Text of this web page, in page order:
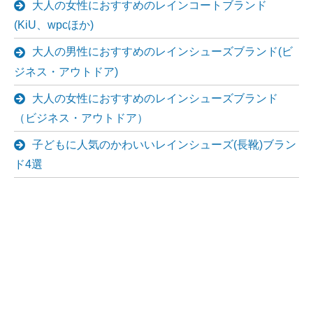
大人の女性におすすめのレインコートブランド
(KiU、wpcほか)
大人の男性におすすめのレインシューズブランド(ビ
ジネス・アウトドア)
大人の女性におすすめのレインシューズブランド
（ビジネス・アウトドア）
子どもに人気のかわいいレインシューズ(長靴)ブラン
ド4選